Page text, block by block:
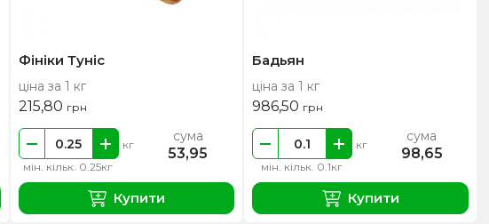
Фініки Туніс
ціна за 1 кг
215,80 грн
мін. кільк. 0.25кг
кг сума
53,95
Купити
Бадьян
ціна за 1 кг
986,50 грн
мін. кільк. 0.1кг
кг сума
98,65
Купити